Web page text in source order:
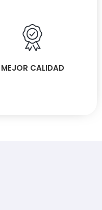
MEJOR CALIDAD